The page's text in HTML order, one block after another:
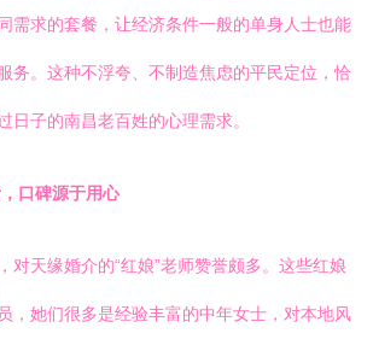
需求的套餐，让经济条件一般的单身人士也能
务。这种不浮夸、不制造焦虑的平民定位，恰
日子的南昌老百姓的心理需求。
口碑源于用心
对天缘婚介的“红娘”老师赞誉颇多。这些红娘
，她们很多是经验丰富的中年女士，对本地风